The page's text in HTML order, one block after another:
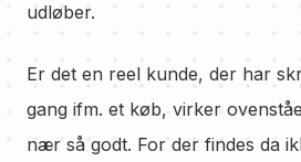
udløber.
Er det en reel kunde, der har
gang ifm. et køb, virker
nær så godt. For der findes da